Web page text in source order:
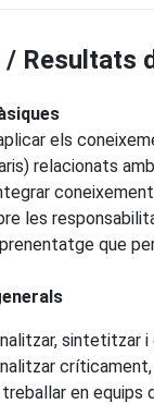
Resultats
els
relacionats amb
les
que
sintetitzar
en equips